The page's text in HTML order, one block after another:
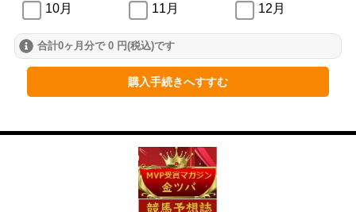
10月 11月 12月
2024年
2月
7月 8月 9月
11月
合計0ヶ月分で 0 円(税込)です
購入手続きへすすむ